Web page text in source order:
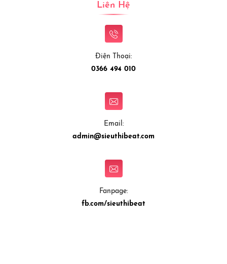
Liên Hệ
Điện Thoại:
0366 494 010
Email:
admin@sieuthibeat.com
Fanpage:
fb.com/sieuthibeat